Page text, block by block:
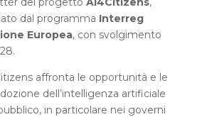
dal programma Interreg
Europea, con svolgimento
affronta le opportunità e le
dell’intelligenza artificiale
in particolare nei governi